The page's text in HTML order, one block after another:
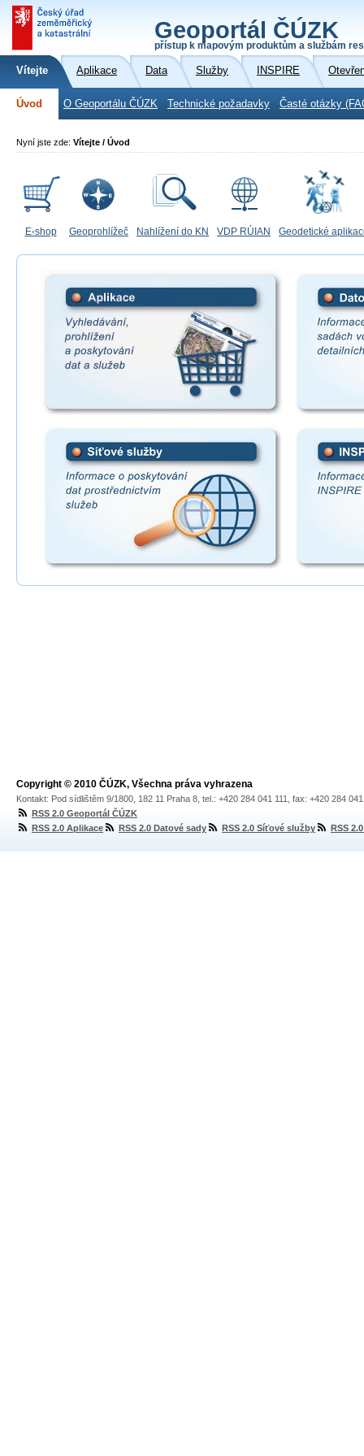
Geoportál ČÚZK
přístup k mapovým produktům a službám
Vítejte Aplikace Data Služby INSPIRE
Úvod O Geoportálu ČÚZK Technické požadavky Časté otázky
Nyní jste zde: Vítejte / Úvod
E-shop Geoprohlížeč Nahlížení do KN VDP RÚIAN Geodetické
Copyright © 2010 ČÚZK, Všechna práva vyhrazena
Kontakt: Pod sídlištěm 9/1800, 182 11 Praha 8, tel.: +420 284 041 111, fax: +420 284
RSS 2.0 Geoportál ČÚZK
RSS 2.0 Aplikace
RSS 2.0 Datové sady RSS 2.0 Síťové služby RSS